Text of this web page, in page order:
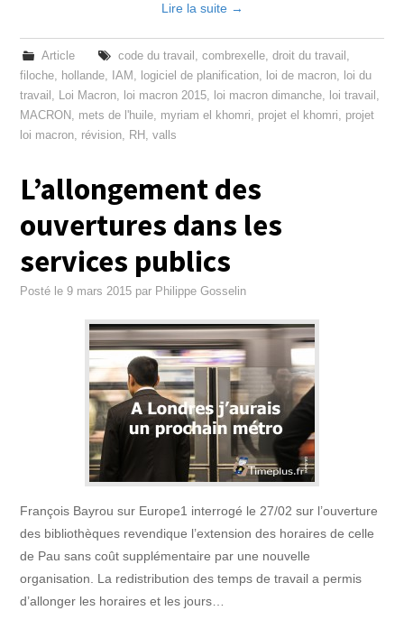
Lire la suite →
Article code du travail , combrexelle, droit du travail ,
filoche, hollande, IAM , logiciel de planification, loi de macron, loi du
travail , Loi Macron, loi macron 2015, loi macron dimanche, loi travail ,
MACRON, mets de l'huile, myriam el khomri, projet el khomri, projet
loi macron, révision, RH ,valls
L’allongement des
ouvertures dans les
services publics
Posté le9 mars 2015 par Philippe Gosselin
François Bayrou sur Europe1 interrogé le 27/02 sur l’ouverture
des bibliothèques revendique l’extension des horaires de celle
de Pau sans coût supplémentaire par une nouvelle
organisation. La redistribution des temps de travail a permis
d’allonger les horaires et les jours…